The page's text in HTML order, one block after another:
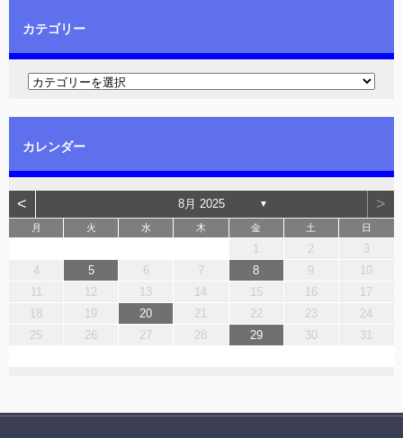
カテゴリー
カレンダー
< 8月 2025 ▼ >
月 火 水 木 金 土 日
1 2
3
4
5 6 7 8 9
10
11
12 13 14 15 16
17
18
19 20 21 22 23
24
25
26 27 28 29 30 31